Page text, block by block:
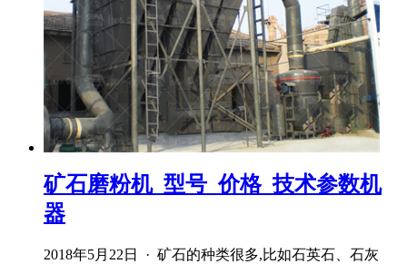
矿石磨粉机_型号_价格_技术参数机
器
2018年5月22日 · 矿石的种类很多,比如石英石、石灰